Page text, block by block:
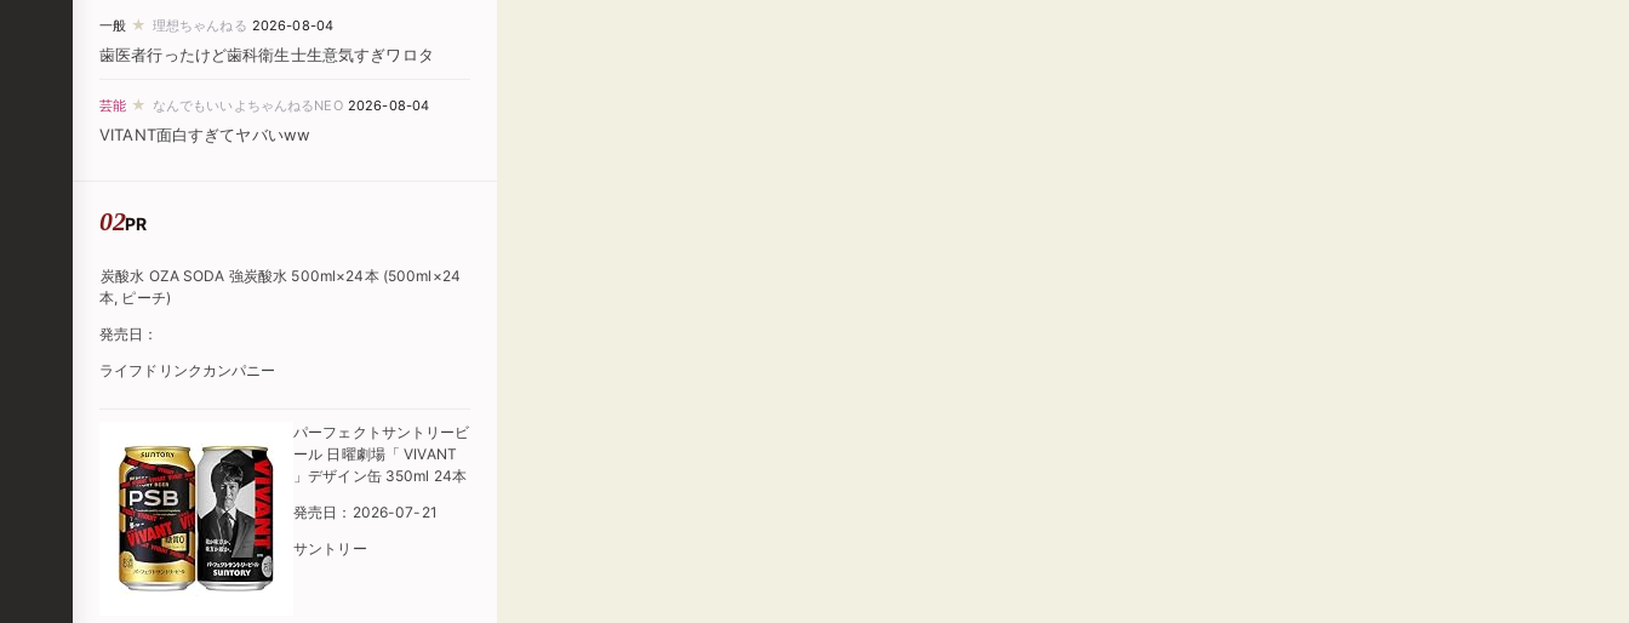
一般 ★ 理想ちゃんねる 2026-08-04
歯医者行ったけど歯科衛生士生意気すぎワロタ
芸能 ★ なんでもいいよちゃんねるNEO 2026-08-04
VITANT面白すぎてヤバいww
PR
炭酸水 OZA SODA 強炭酸水 500ml×24本 (500ml×24
本, ピーチ)
発売日：
ライフドリンクカンパニー
パーフェクトサントリービ
ール 日曜劇場「 VIVANT
」デザイン缶 350ml 24本
発売日：2026-07-21
サントリー